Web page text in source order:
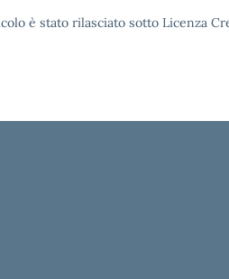
è stato rilasciato sotto Licenza